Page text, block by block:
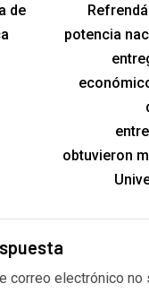
de
potencia
obtuvieron
correo electrónico no